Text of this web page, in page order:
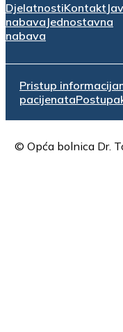
DjelatnostiKontakt
nabava Jednostavna
nabava
Pristup
pacijenata
© Opća bolnica Dr.